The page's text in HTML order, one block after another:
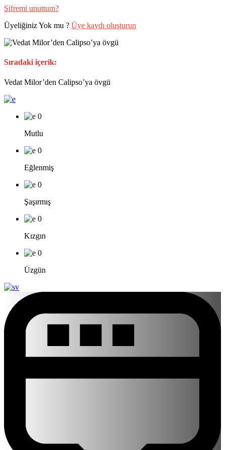
Şifremi unuttum?
Üyeliğiniz Yok mu ? Üye kaydı oluşturun
Sıradaki içerik:
Vedat Milor’den Calipso’ya övgü
0
Mutlu
0
Eğlenmiş
0
Şaşırmış
0
Kızgın
0
Üzgün